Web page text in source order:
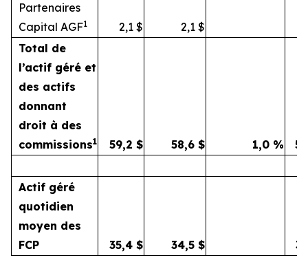
Partenaires
Capital AGF1 2,1 $ 2,1 $
Total de
l’actif géré et
des actifs
donnant
droit à des
commissions1 59,2 $ 58,6 $ 1,0 %
Actif géré
quotidien
moyen des
FCP
35,4 $ 34,5 $